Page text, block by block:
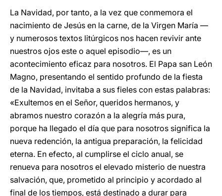
La Navidad, por tanto, a la vez que conmemora el
nacimiento de Jesús en la carne, de la Virgen María —
y numerosos textos litúrgicos nos hacen revivir ante
nuestros ojos este o aquel episodio—, es un
acontecimiento eficaz para nosotros. El Papa san León
Magno, presentando el sentido profundo de la fiesta
de la Navidad, invitaba a sus fieles con estas palabras:
«Exultemos en el Señor, queridos hermanos, y
abramos nuestro corazón a la alegría más pura,
porque ha llegado el día que para nosotros significa la
nueva redención, la antigua preparación, la felicidad
eterna. En efecto, al cumplirse el ciclo anual, se
renueva para nosotros el elevado misterio de nuestra
salvación, que, prometido al principio y acordado al
final de los tiempos, está destinado a durar para